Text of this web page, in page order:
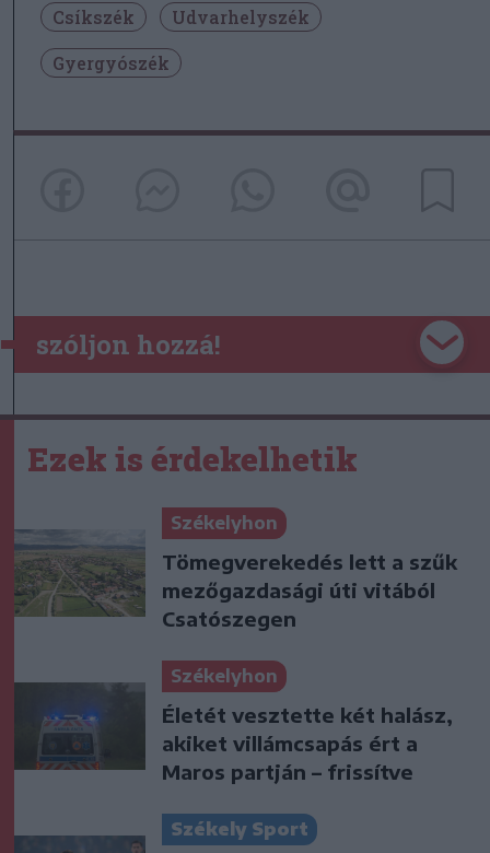
Csíkszék
Udvarhelyszék
Gyergyószék
szóljon hozzá!
Ezek is érdekelhetik
Székelyhon
Tömegverekedés lett a szűk
mezőgazdasági úti vitából
Csatószegen
Székelyhon
Életét vesztette két halász,
akiket villámcsapás ért a
Maros partján – frissítve
Székely Sport